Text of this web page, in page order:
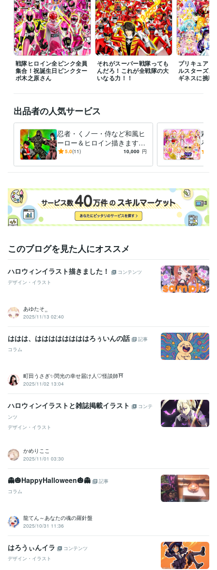
プログラミング言語・フレームワーク
COBOL:1年
ビジネス・クリエイティブツール
Adobe Photoshop:20年Filmora:5年Excel:10年PowerPoint:5年
Word:5年
その他ツール
イラスト作成・漫画制作 イラスト　ロゴ　デザイン　動画　小説
ラスト　ロゴ　デザイン　動画　小説
アニメ コミック 特撮 ゲーム
戦隊ヒロイン全ピンク全員
集合！祝誕生日ピンクター
ボ木之原さん
それがスーパー戦隊っても
んだろ！これが全戦隊の大
いなる力！！
プリキュア１
ルスターズ
ギネスに挑戦
出品者の人気サービス
忍者・くノ一・侍など和風ヒ
ーロー＆ヒロイン描きます
いかなるご指示でもイラスト
5.0(11) 10,000 円
素敵
ろな
ご希
このブログを見た人にオススメ
ハロウィンイラスト描きました！
コンテンツ
デザイン・イラスト
あゆたそ⸒⸒
2025/11/13 02:40
ははは、ははははははははろぅいんの話
記事
コラム
町田うさぎ✨閃光の幸せ届け人♡怪談師⛩️
2025/11/02 13:04
ハロウィンイラストと雑誌掲載イラスト
コンテ
ンツ
デザイン・イラスト
かめりここ
2025/11/01 03:30
👻🎃HappyHalloween🎃👻
記事
コラム
龍てん～あなたの魂の羅針盤
2025/10/31 11:36
はろうぃんイラ
コンテンツ
デザイン・イラスト